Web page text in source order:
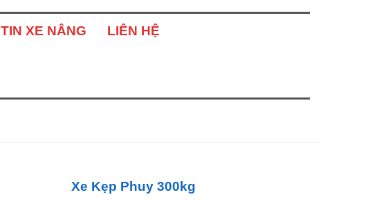
TIN XE NÂNG LIÊN HỆ
Xe Kẹp Phuy 300kg